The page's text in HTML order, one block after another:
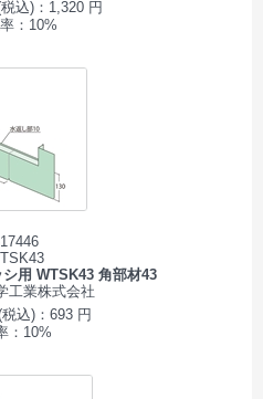
込)：1,320 円
：10%
用 WTSK43 角部材43
工業株式会社
込)：693 円
：10%